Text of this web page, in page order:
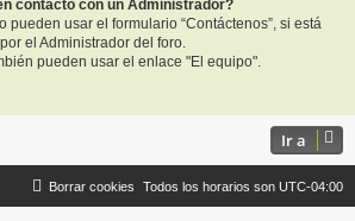
contacto con un Administrador?
pueden usar el formulario “Contáctenos”, si está
el Administrador del foro.
pueden usar el enlace "El equipo".
Ir a
Todos los horarios son UTC-04:00
Borrar cookies